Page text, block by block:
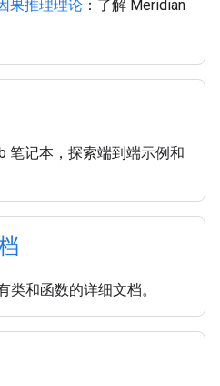
果推理理论 ：了解 Meridian
笔记本，探索端到端示例和
类和函数的详细文档。